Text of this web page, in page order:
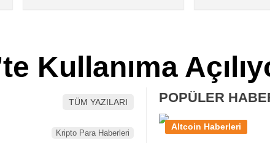
Kullanıma
TÜM YAZILARI
Kripto Para Haberleri
POPÜLER
Altcoin Haberleri